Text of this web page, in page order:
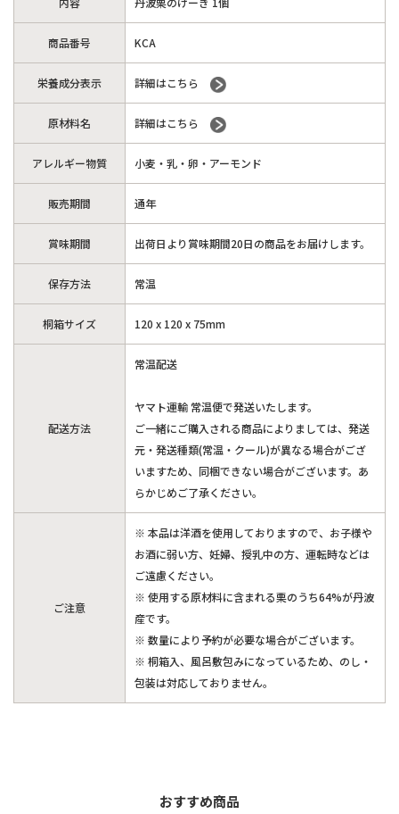
商品番号 KCA
栄養成分表示 詳細はこちら
原材料名 詳細はこちら
アレルギー物質 小麦・乳・卵・アーモンド
販売期間 通年
賞味期間 出荷日より賞味期間20日の商品をお届けします。
保存方法 常温
桐箱サイズ 120 x 120 x 75mm
配送方法
常温配送
ヤマト運輸 常温便で発送いたします。
ご一緒にご購入される商品によりましては、発送
元・発送種類(常温・クール)が異なる場合がござ
いますため、同梱できない場合がございます。あ
らかじめご了承ください。
ご注意
※ 本品は洋酒を使用しておりますので、お子様や
お酒に弱い方、妊婦、授乳中の方、運転時などは
ご遠慮ください。
※ 使用する原材料に含まれる栗のうち64%が丹波
産です。
※ 数量により予約が必要な場合がございます。
※ 桐箱入、風呂敷包みになっているため、のし・
包装は対応しておりません。
おすすめ商品